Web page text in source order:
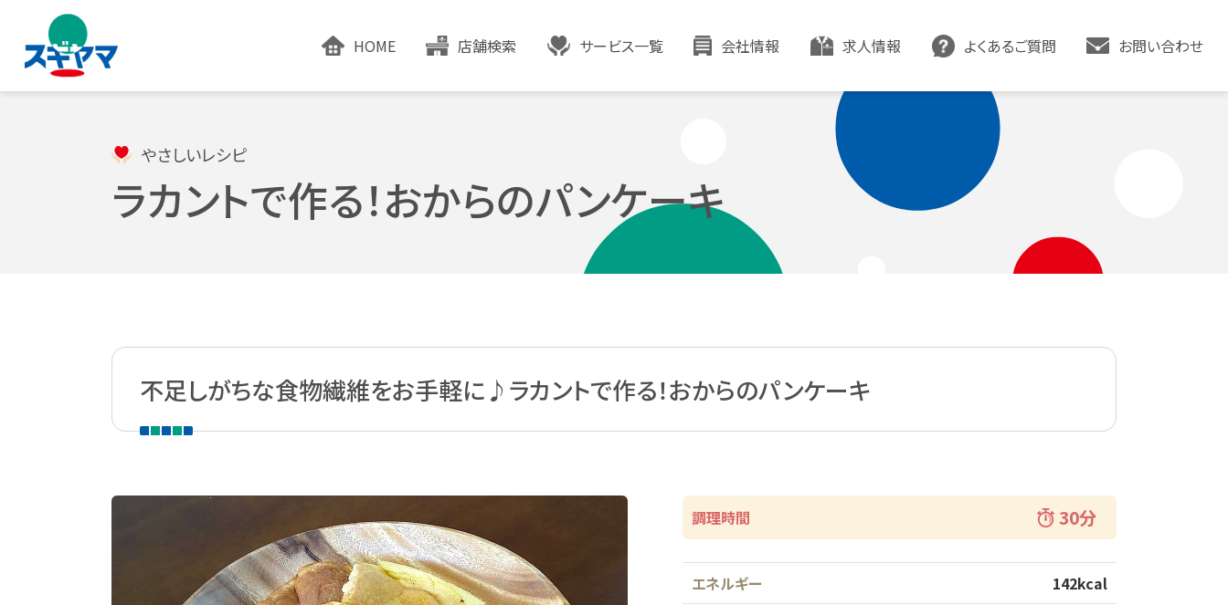
HOME 店舗検索 サービス一覧 会社情報 求人情報 よくあるご質問 お問い合わせ
やさしいレシピ
ラカントで作る！おからのパンケーキ
不足しがちな食物繊維をお手軽に♪ラカントで作る！おからのパンケーキ
調理時間 30分
エネルギー
142kcal